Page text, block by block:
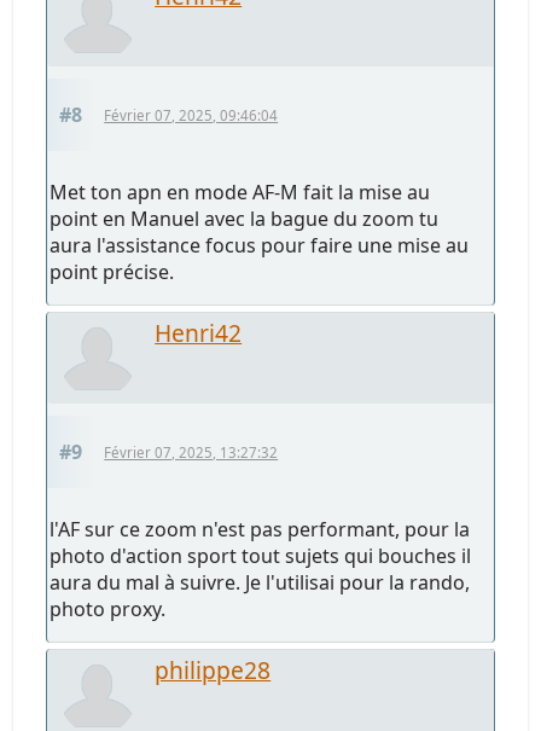
#8 Février 07, 2025, 09:46:04
Met ton apn en mode AF-M fait la mise au
point en Manuel avec la bague du zoom tu
aura l'assistance focus pour faire une mise au
point précise.
Henri42
#9 Février 07, 2025, 13:27:32
l'AF sur ce zoom n'est pas performant, pour la
photo d'action sport tout sujets qui bouches il
aura du mal à suivre. Je l'utilisai pour la rando,
photo proxy.
philippe28